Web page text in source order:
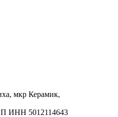
мкр Керамик,
5012114643